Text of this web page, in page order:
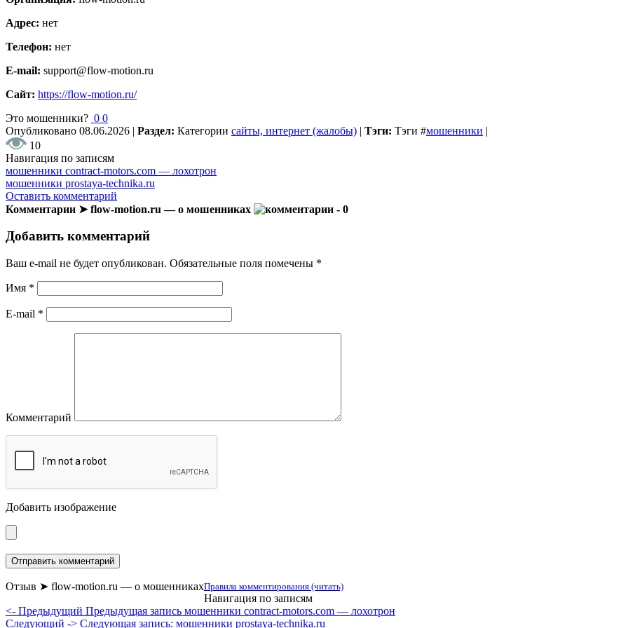
Адрес: нет
Телефон: нет
E-mail: support@flow-motion.ru
Сайт: https://flow-motion.ru/
Это мошенники? 0 0
Опубликовано 08.06.2026 | Раздел: Категории сайты, интернет (жалобы) | Тэги: Тэги #мошенники |
10
Навигация по записям
мошенники contract-motors.com — лохотрон
мошенники prostaya-technika.ru
Оставить комментарий
Комментарии ➤ flow-motion.ru — о мошенниках
- 0
Добавить комментарий
Ваш e-mail не будет опубликован. Обязательные поля помечены *
Имя *
E-mail *
Комментарий
Добавить изображение
Правила комментирования (читать)
Отзыв ➤ flow-motion.ru — о мошенниках
Навигация по записям
<- Предыдущий Предыдущая запись мошенники contract-motors.com — лохотрон
Следующий -> Следующая запись: мошенники prostaya-technika.ru